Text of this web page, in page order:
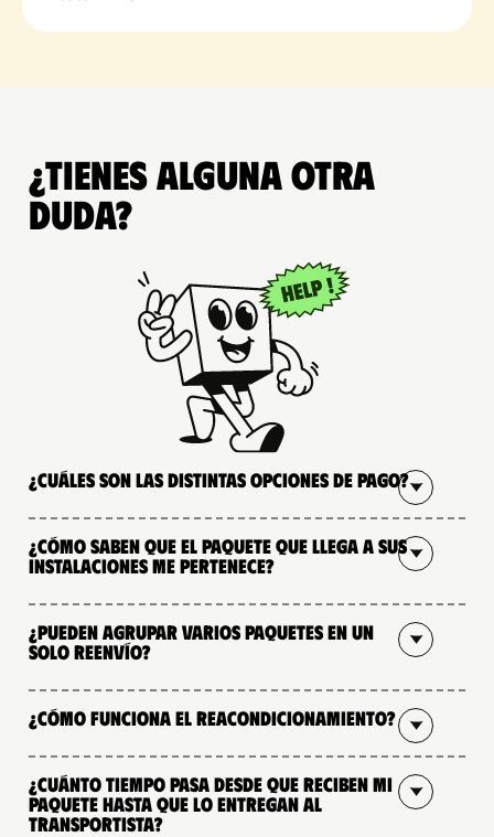
¿Tienes alguna otra
duda?
¿Cuáles son las distintas opciones de pago?
¿Cómo saben que el paquete que llega a sus
instalaciones me pertenece?
¿Pueden agrupar varios paquetes en un
solo reenvío?
¿Cómo funciona el reacondicionamiento?
¿Cuánto tiempo pasa desde que reciben mi
paquete hasta que lo entregan al
transportista?